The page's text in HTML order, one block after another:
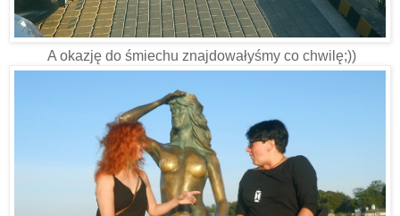
A okazję do śmiechu znajdowałyśmy co chwilę;))